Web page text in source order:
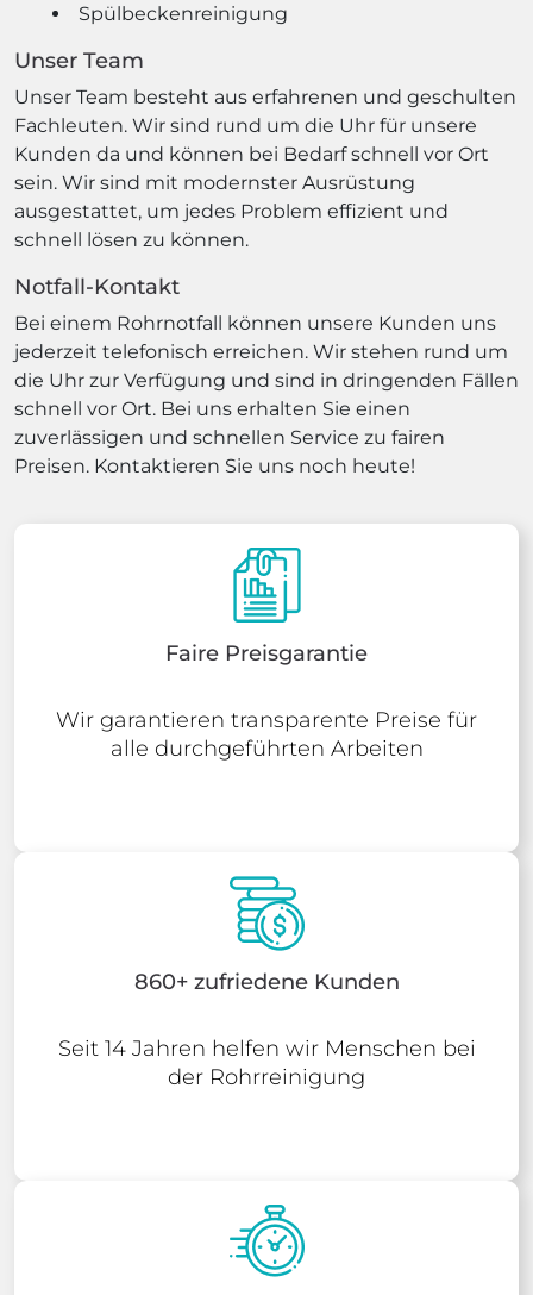
Spülbeckenreinigung
Unser Team
Unser Team besteht aus erfahrenen und geschulten
Fachleuten. Wir sind rund um die Uhr für unsere
Kunden da und können bei Bedarf schnell vor Ort
sein. Wir sind mit modernster Ausrüstung
ausgestattet, um jedes Problem effizient und
schnell lösen zu können.
Notfall-Kontakt
Bei einem Rohrnotfall können unsere Kunden uns
jederzeit telefonisch erreichen. Wir stehen rund um
die Uhr zur Verfügung und sind in dringenden Fällen
schnell vor Ort. Bei uns erhalten Sie einen
zuverlässigen und schnellen Service zu fairen
Preisen. Kontaktieren Sie uns noch heute!
Faire Preisgarantie
Wir garantieren transparente Preise für
alle durchgeführten Arbeiten
860+ zufriedene Kunden
Seit 14 Jahren helfen wir Menschen bei
der Rohrreinigung